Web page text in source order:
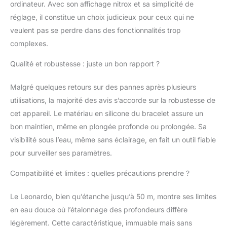
Possibilité d'effectuer
une plongée au Nitrox
après celle effectuée à
ordinateur. Avec son affichage nitrox et sa simplicité de
réglage, il constitue un choix judicieux pour ceux qui ne
veulent pas se perdre dans des fonctionnalités trop
complexes.
Qualité et robustesse : juste un bon rapport ?
Malgré quelques retours sur des pannes après plusieurs
utilisations, la majorité des avis s’accorde sur la robustesse de
cet appareil. Le matériau en silicone du bracelet assure un
bon maintien, même en plongée profonde ou prolongée. Sa
visibilité sous l’eau, même sans éclairage, en fait un outil fiable
pour surveiller ses paramètres.
Compatibilité et limites : quelles précautions prendre ?
Le Leonardo, bien qu’étanche jusqu’à 50 m, montre ses limites
en eau douce où l’étalonnage des profondeurs diffère
légèrement. Cette caractéristique, immuable mais sans